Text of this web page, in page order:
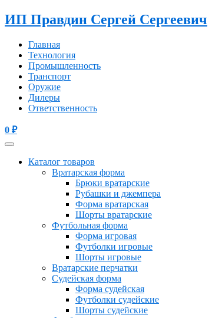
ИП Правдин Сергей Сергеевич
Главная
Технология
Промышленность
Транспорт
Оружие
Дилеры
Ответственность
0 ₽
Каталог товаров
Вратарская форма
Брюки вратарские
Рубашки и джемпера
Форма вратарская
Шорты вратарские
Футбольная форма
Форма игровая
Футболки игровые
Шорты игровые
Вратарские перчатки
Судейская форма
Форма судейская
Футболки судейские
Шорты судейские